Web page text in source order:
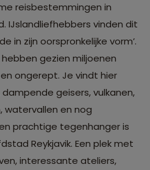
reisbestemmingen in
IJslandliefhebbers vinden dit
in zijn oorspronkelijke vorm’.
gezien miljoenen
ongerept. Je vindt hier
geisers, vulkanen,
watervallen en nog
prachtige tegenhanger is
Reykjavik. Een plek met
interessante ateliers,